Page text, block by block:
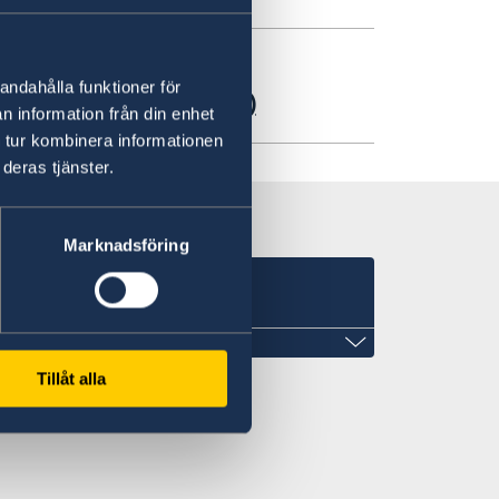
funktioner för
information från din enhet
kombinera informationen
tjänster.
Marknadsföring
Tillåt alla
2025(2)